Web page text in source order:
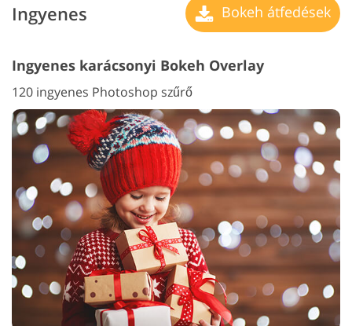
Ingyenes Bokeh átfedések
Ingyenes karácsonyi Bokeh Overlay
120 ingyenes Photoshop szűrő